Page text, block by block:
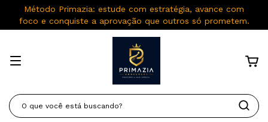
Método Primazia: estude com estratégia, avance com
foco e conquiste a aprovação que outros só prometem.